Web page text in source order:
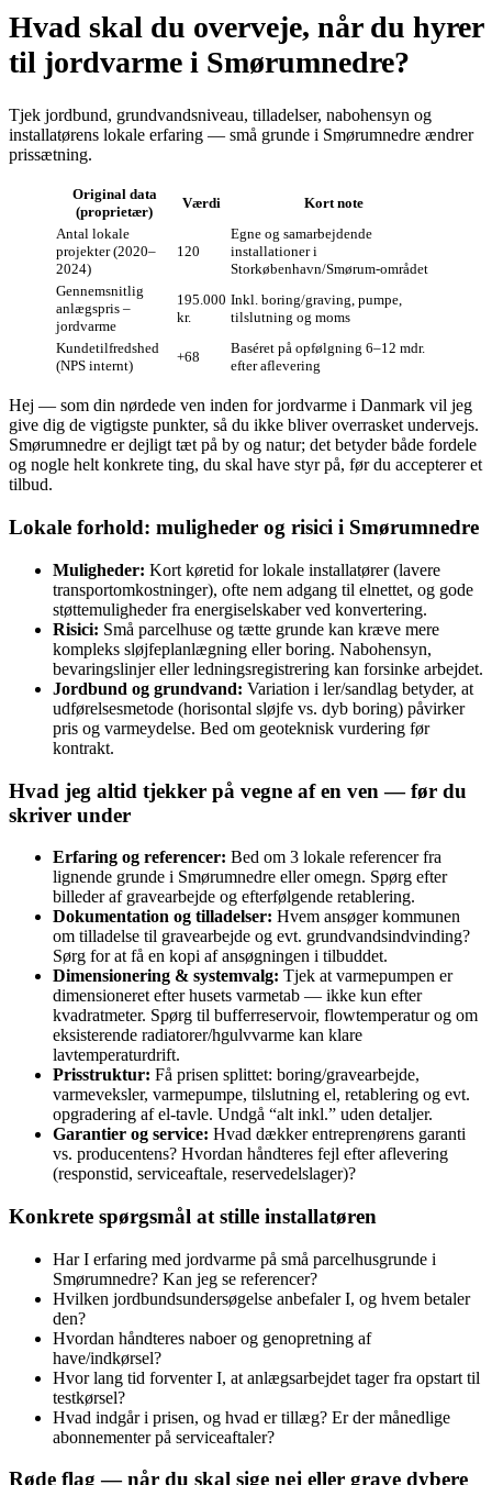
Hvad skal du overveje, når du hyrer
til jordvarme i Smørumnedre?
Tjek jordbund, grundvandsniveau, tilladelser, nabohensyn og
installatørens lokale erfaring — små grunde i Smørumnedre ændrer
prissætning.
Original data
(proprietær)
Værdi
Kort note
Antal lokale
projekter (2020–
2024)
120
Egne og samarbejdende
installationer i
Storkøbenhavn/Smørum‑området
Gennemsnitlig
anlægspris –
jordvarme
195.000
kr.
Inkl. boring/graving, pumpe,
tilslutning og moms
Kundetilfredshed
(NPS internt)
+68
Baséret på opfølgning 6–12 mdr.
efter aflevering
Hej — som din nørdede ven inden for jordvarme i Danmark vil jeg
give dig de vigtigste punkter, så du ikke bliver overrasket undervejs.
Smørumnedre er dejligt tæt på by og natur; det betyder både fordele
og nogle helt konkrete ting, du skal have styr på, før du accepterer et
tilbud.
Lokale forhold: muligheder og risici i Smørumnedre
Muligheder: Kort køretid for lokale installatører (lavere
transportomkostninger), ofte nem adgang til elnettet, og gode
støttemuligheder fra energiselskaber ved konvertering.
Risici: Små parcelhuse og tætte grunde kan kræve mere
kompleks sløjfeplanlægning eller boring. Nabohensyn,
bevaringslinjer eller ledningsregistrering kan forsinke arbejdet.
Jordbund og grundvand: Variation i ler/sandlag betyder, at
udførelsesmetode (horisontal sløjfe vs. dyb boring) påvirker
pris og varmeydelse. Bed om geoteknisk vurdering før
kontrakt.
Hvad jeg altid tjekker på vegne af en ven — før du
skriver under
Erfaring og referencer: Bed om 3 lokale referencer fra
lignende grunde i Smørumnedre eller omegn. Spørg efter
billeder af gravearbejde og efterfølgende retablering.
Dokumentation og tilladelser: Hvem ansøger kommunen
om tilladelse til gravearbejde og evt. grundvandsindvinding?
Sørg for at få en kopi af ansøgningen i tilbuddet.
Dimensionering & systemvalg: Tjek at varmepumpen er
dimensioneret efter husets varmetab — ikke kun efter
kvadratmeter. Spørg til bufferreservoir, flowtemperatur og om
eksisterende radiatorer/hgulvvarme kan klare
lavtemperaturdrift.
Prisstruktur: Få prisen splittet: boring/gravearbejde,
varmeveksler, varmepumpe, tilslutning el, retablering og evt.
opgradering af el-tavle. Undgå “alt inkl.” uden detaljer.
Garantier og service: Hvad dækker entreprenørens garanti
vs. producentens? Hvordan håndteres fejl efter aflevering
(responstid, serviceaftale, reservedelslager)?
Konkrete spørgsmål at stille installatøren
Har I erfaring med jordvarme på små parcelhusgrunde i
Smørumnedre? Kan jeg se referencer?
Hvilken jordbundsundersøgelse anbefaler I, og hvem betaler
den?
Hvordan håndteres naboer og genopretning af
have/indkørsel?
Hvor lang tid forventer I, at anlægsarbejdet tager fra opstart til
testkørsel?
Hvad indgår i prisen, og hvad er tillæg? Er der månedlige
abonnementer på serviceaftaler?
Røde flag — når du skal sige nej eller grave dybere